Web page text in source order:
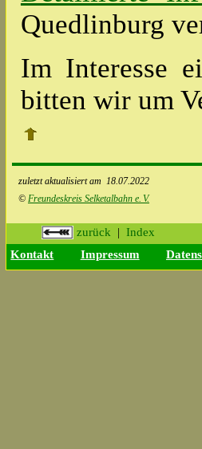
Quedlinburg
Im Interesse
bitten wir um
zuletzt aktualisiert am 18.07.2022
© Freundeskreis Selketalbahn e. V.
zurück |Index
Kontakt
Impressum